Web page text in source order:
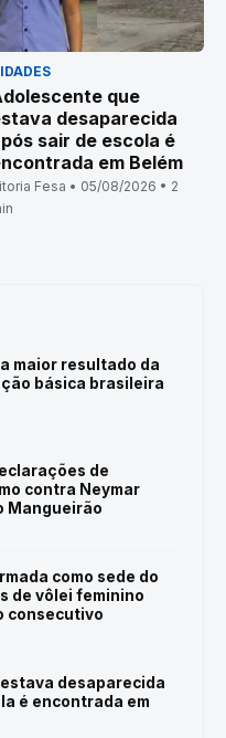
que
desaparecida
sair de escola é
em Belém
Fesa • 05/08/2026 • 2
maior resultado da
básica brasileira
de
contra Neymar
Mangueirão
como sede do
de vôlei feminino
consecutivo
desaparecida
é encontrada em